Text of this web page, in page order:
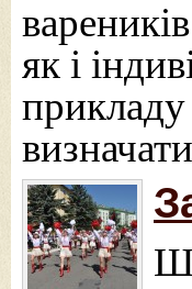
як і
прикладу